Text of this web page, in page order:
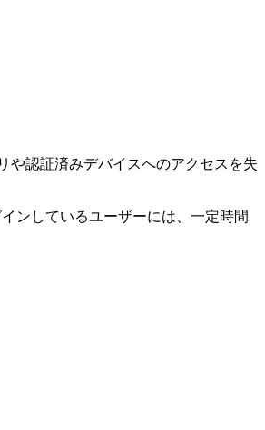
や認証済みデバイスへのアクセスを失
ンしているユーザーには、一定時間